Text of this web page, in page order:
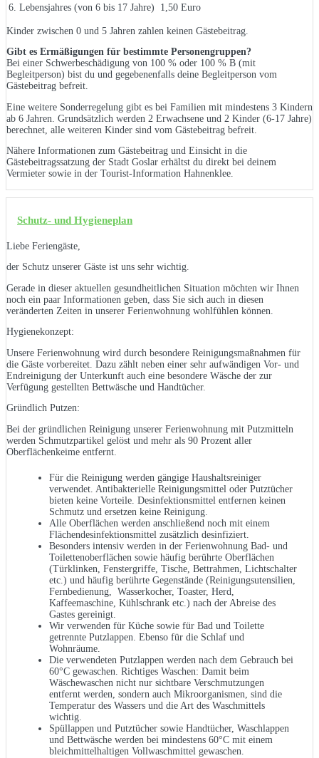
6. Lebensjahres (von 6 bis 17 Jahre)
1,50 Euro
Kinder zwischen 0 und 5 Jahren zahlen keinen Gästebeitrag.
Gibt es Ermäßigungen für bestimmte Personengruppen?
Bei einer Schwerbeschädigung von 100 % oder 100 % B (mit
Begleitperson) bist du und gegebenenfalls deine Begleitperson vom
Gästebeitrag befreit.
Eine weitere Sonderregelung gibt es bei Familien mit mindestens 3 Kindern
ab 6 Jahren. Grundsätzlich werden 2 Erwachsene und 2 Kinder (6-17 Jahre)
berechnet, alle weiteren Kinder sind vom Gästebeitrag befreit.
Nähere Informationen zum Gästebeitrag und Einsicht in die
Gästebeitragssatzung der Stadt Goslar erhältst du direkt bei deinem
Vermieter sowie in der Tourist-Information Hahnenklee.
Schutz- und Hygieneplan
Liebe Feriengäste,
der Schutz unserer Gäste ist uns sehr wichtig.
Gerade in dieser aktuellen gesundheitlichen Situation möchten wir Ihnen
noch ein paar Informationen geben, dass Sie sich auch in diesen
veränderten Zeiten in unserer Ferienwohnung wohlfühlen können.
Hygienekonzept:
Unsere Ferienwohnung wird durch besondere Reinigungsmaßnahmen für
die Gäste vorbereitet. Dazu zählt neben einer sehr aufwändigen Vor- und
Endreinigung der Unterkunft auch eine besondere Wäsche der zur
Verfügung gestellten Bettwäsche und Handtücher.
Gründlich Putzen:
Bei der gründlichen Reinigung unserer Ferienwohnung mit Putzmitteln
werden Schmutzpartikel gelöst und mehr als 90 Prozent aller
Oberflächenkeime entfernt.
Für die Reinigung werden gängige Haushaltsreiniger
verwendet. Antibakterielle Reinigungsmittel oder Putztücher
bieten keine Vorteile. Desinfektionsmittel entfernen keinen
Schmutz und ersetzen keine Reinigung.
Alle Oberflächen werden anschließend noch mit einem
Flächendesinfektionsmittel zusätzlich desinfiziert.
Besonders intensiv werden in der Ferienwohnung Bad- und
Toilettenoberflächen sowie häufig berührte Oberflächen
(Türklinken, Fenstergriffe, Tische, Bettrahmen, Lichtschalter
etc.) und häufig berührte Gegenstände (Reinigungsutensilien,
Fernbedienung, Wasserkocher, Toaster, Herd,
Kaffeemaschine, Kühlschrank etc.) nach der Abreise des
Gastes gereinigt.
Wir verwenden für Küche sowie für Bad und Toilette
getrennte Putzlappen. Ebenso für die Schlaf und
Wohnräume.
Die verwendeten Putzlappen werden nach dem Gebrauch bei
60°C gewaschen. Richtiges Waschen: Damit beim
Wäschewaschen nicht nur sichtbare Verschmutzungen
entfernt werden, sondern auch Mikroorganismen, sind die
Temperatur des Wassers und die Art des Waschmittels
wichtig.
Spüllappen und Putztücher sowie Handtücher, Waschlappen
und Bettwäsche werden bei mindestens 60°C mit einem
bleichmittelhaltigen Vollwaschmittel gewaschen.